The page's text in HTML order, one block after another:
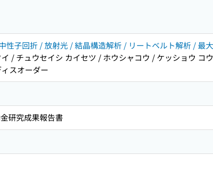
性子回折 / 放射光 / 結晶構造解析 / リートベルト解析 / 最
/ チュウセイシ カイセツ / ホウシャコウ / ケッショウ コ
スオーダー
研究成果報告書